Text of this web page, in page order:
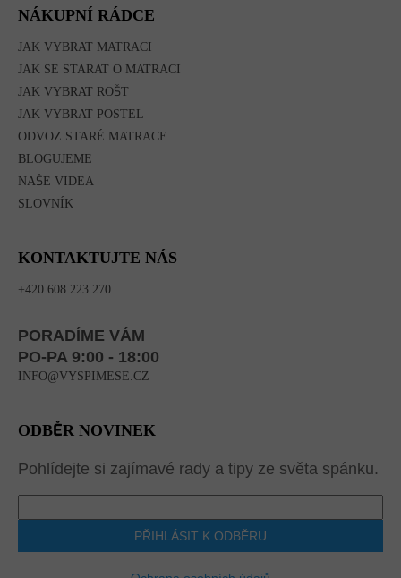
NÁKUPNÍ RÁDCE
JAK VYBRAT MATRACI
JAK SE STARAT O MATRACI
JAK VYBRAT ROŠT
JAK VYBRAT POSTEL
ODVOZ STARÉ MATRACE
BLOGUJEME
NAŠE VIDEA
SLOVNÍK
KONTAKTUJTE NÁS
+420 608 223 270
PORADÍME VÁM
PO-PA 9:00 - 18:00
INFO@VYSPIMESE.CZ
ODBĚR NOVINEK
Pohlídejte si zajímavé rady a tipy ze světa spánku.
PŘIHLÁSIT K ODBĚRU